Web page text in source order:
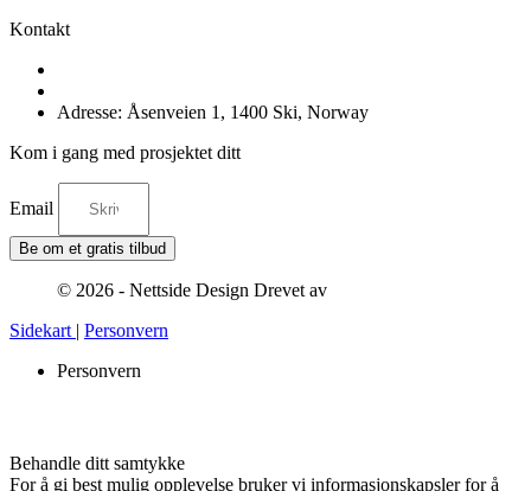
Kontakt
Adresse: Åsenveien 1, 1400 Ski, Norway
Kom i gang med prosjektet ditt
Email
Be om et gratis tilbud
© 2026 - Nettside Design Drevet av
Sidekart | Personvern
Personvern
Behandle ditt samtykke
For å gi best mulig opplevelse bruker vi informasjonskapsler for å